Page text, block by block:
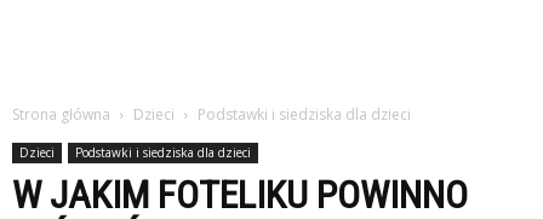
Strona główna Dzieci Podstawki i siedziska dla dzieci
Dzieci Podstawki i siedziska dla dzieci
W JAKIM FOTELIKU POWINNO